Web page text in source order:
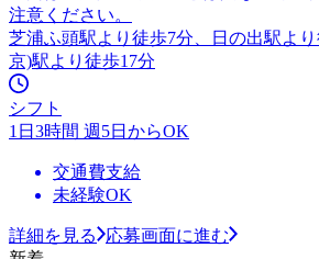
注意ください。
芝浦ふ頭駅より徒歩7分、日の出駅よ
京)駅より徒歩17分
シフト
1日3時間 週5日からOK
交通費支給
未経験OK
詳細を見る
応募画面に進む